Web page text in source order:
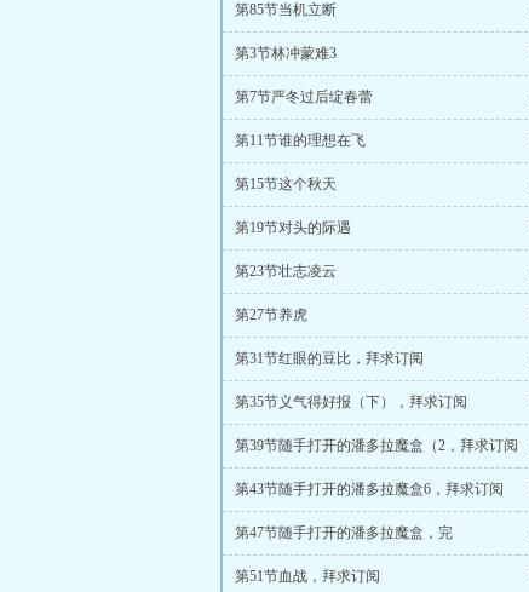
第85节当机立断
第3节林冲蒙难3
第7节严冬过后绽春蕾
第11节谁的理想在飞
第15节这个秋天
第19节对头的际遇
第23节壮志凌云
第27节养虎
第31节红眼的豆比，拜求订阅
第35节义气得好报（下），拜求订阅
第39节随手打开的潘多拉魔盒（2，拜求订阅
第43节随手打开的潘多拉魔盒6，拜求订阅
第47节随手打开的潘多拉魔盒，完
第51节血战，拜求订阅